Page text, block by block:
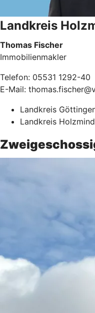
Landkreis
Thomas Fischer
Immobilienmakler
Telefon: 05531 1292-40
E-Mail:
Landkreis
Landkreis